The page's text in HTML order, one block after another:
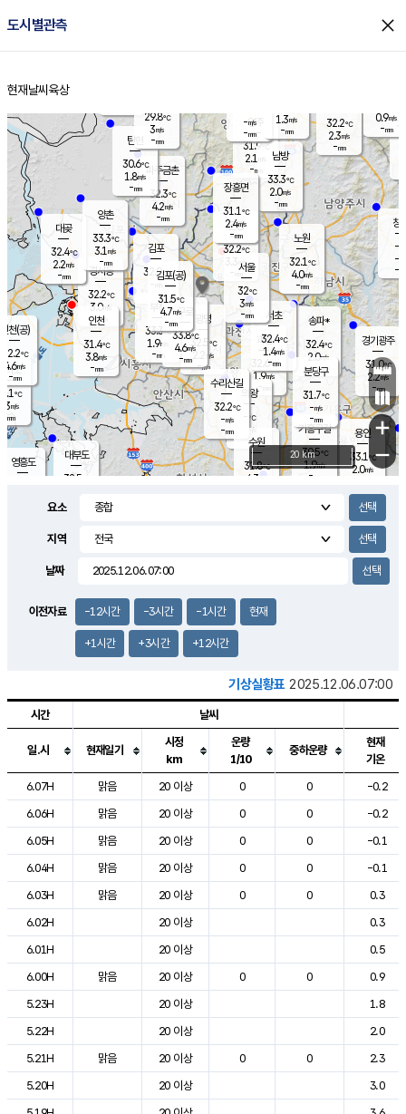
도시별관측 close
홈
현재날씨 육상
의도
℃
m/s
mm
영흥도
양주
31.9℃
2.1
-mm
과천
32.6℃
1.9m/s
- mm
용인
33.1℃
2.0m/s
경기광주
31.0℃
2.2m/s
-mm
3.7m/s
대부도
32.5
경서동
32.2℃
3.0m/s
-mm
파주금촌
32.3℃
4.2m/s
-mm
32.2℃
2.3m/s
-mm
대곶
32.4℃
2.2m/s
-mm
창
-
-m/
-
탄현
30.6℃
1.8m/s
-mm
0.9m/s
-mm
의왕
- ℃
m/s
mm
김포
32.0℃
-m/s
mm
광명
32.5 ℃
2.2 m/s
-mm
부천
33.3℃
1.9m/s
-mm
양촌
33.3℃
3.1 m/s
-mm
구로
33.8℃
4.6m/s
-mm
은평
32.2℃
3.3 m/s
- mm
노원
32.1℃
4.0m/s
-mm
송파*
32.4℃
2.0m/s
-mm
서초
32.4℃
1.4m/s
-mm
남방
33.3℃
2.0m/s
-mm
기흥구갈
30.5℃
1.9m/s
-
수리산길
32.2℃
-m/s
-mm
분당구
31.7℃
-m/s
-mm
장흥면
31.1℃
2.4m/s
-mm
-m/s
-mm
인천(공)
32.2℃
4.6m/s
-mm
김포(공)
31.5℃
4.7m/s
-mm
수원
31.8℃
4.3 m/s
인천
31.4℃
3.8m/s
-mm
서울
32℃
3m/s
-mm
29.8℃
3m/s
-mm
1.3m/s
-mm
+
−
20 km
요소
지역
날짜
이전자료 -12시간 -3시간 -1시간 현재
+1시간 +3시간 +12시간
기상실황표 2025.12.06.07:00
도시별 기상실황표로 지점, 날씨, 기온, 강수, 바람, 기압등을 안내한 표입
시간 날씨
일.시 현재일기
시정
km
운량
1/10
중하운량
현재
기온
6.07H
맑음 20 이상 0 0
-0.2
6.06H
맑음 20 이상 0 0
-0.2
6.05H
맑음 20 이상 0 0
-0.1
6.04H
맑음 20 이상 0 0
-0.1
6.03H
맑음 20 이상 0 0
0.3
6.02H
20 이상
0.3
6.01H
20 이상
0.5
6.00H
맑음 20 이상 0 0
0.9
5.23H
20 이상
1.8
5.22H
20 이상
2.0
5.21H
맑음 20 이상 0 0
2.3
5.20H
20 이상
3.0